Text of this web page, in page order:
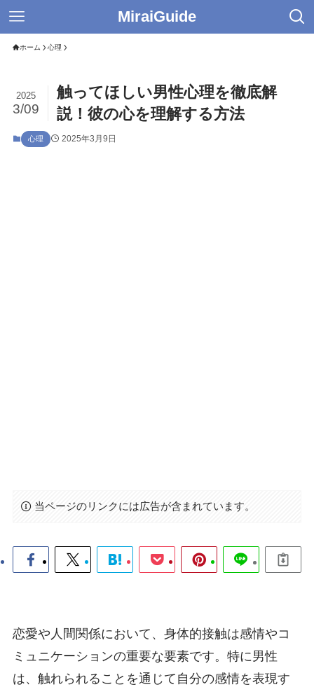
MiraiGuide
ホーム 心理
触ってほしい男性心理を徹底解
説！彼の心を理解する方法
2025
3/09
心理 2025年3月9日
当ページのリンクには広告が含まれています。
恋愛や人間関係において、身体的接触は感情やコ
ミュニケーションの重要な要素です。特に男性
は、触れられることを通じて自分の感情を表現す